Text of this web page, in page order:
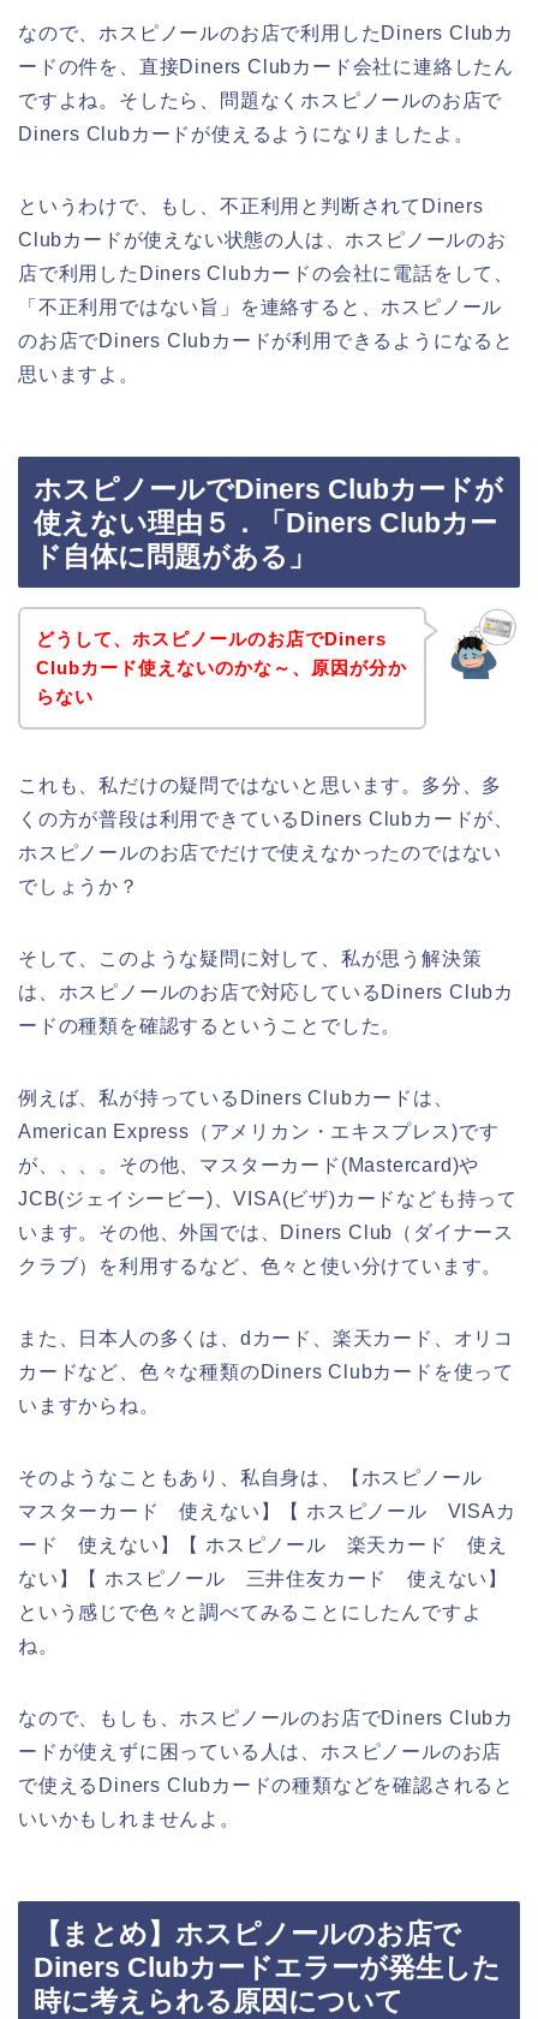
なので、ホスピノールのお店で利用したDiners Clubカ
ードの件を、直接Diners Clubカード会社に連絡したん
ですよね。そしたら、問題なくホスピノールのお店で
Diners Clubカードが使えるようになりましたよ。
というわけで、もし、不正利用と判断されてDiners
Clubカードが使えない状態の人は、ホスピノールのお
店で利用したDiners Clubカードの会社に電話をして、
「不正利用ではない旨」を連絡すると、ホスピノール
のお店でDiners Clubカードが利用できるようになると
思いますよ。
ホスピノールでDiners Clubカードが
使えない理由５．「Diners Clubカー
ド自体に問題がある」
どうして、ホスピノールのお店でDiners
Clubカード使えないのかな～、原因が分か
らない
これも、私だけの疑問ではないと思います。多分、多
くの方が普段は利用できているDiners Clubカードが、
ホスピノールのお店でだけで使えなかったのではない
でしょうか？
そして、このような疑問に対して、私が思う解決策
は、ホスピノールのお店で対応しているDiners Clubカ
ードの種類を確認するということでした。
例えば、私が持っているDiners Clubカードは、
American Express（アメリカン・エキスプレス)です
が、、、。その他、マスターカード(Mastercard)や
JCB(ジェイシービー)、VISA(ビザ)カードなども持って
います。その他、外国では、Diners Club（ダイナース
クラブ）を利用するなど、色々と使い分けています。
また、日本人の多くは、dカード、楽天カード、オリコ
カードなど、色々な種類のDiners Clubカードを使って
いますからね。
そのようなこともあり、私自身は、【ホスピノール
マスターカード 使えない】【 ホスピノール VISAカ
ード 使えない】【 ホスピノール 楽天カード 使え
ない】【 ホスピノール 三井住友カード 使えない】
という感じで色々と調べてみることにしたんですよ
ね。
なので、もしも、ホスピノールのお店でDiners Clubカ
ードが使えずに困っている人は、ホスピノールのお店
で使えるDiners Clubカードの種類などを確認されると
いいかもしれませんよ。
【まとめ】ホスピノールのお店で
Diners Clubカードエラーが発生した
時に考えられる原因について